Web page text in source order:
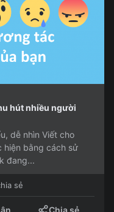
hút nhiều người
dễ nhìn Viết cho
hiện bằng cách sử
đang...
sẻ
Chia sẻ